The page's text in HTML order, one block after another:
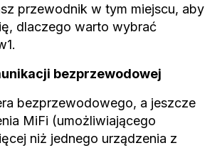
przewodnik w tym miejscu, aby
dlaczego warto wybrać
bezprzewodowej
bezprzewodowego, a jeszcze
MiFi (umożliwiającego
niż jednego urządzenia z